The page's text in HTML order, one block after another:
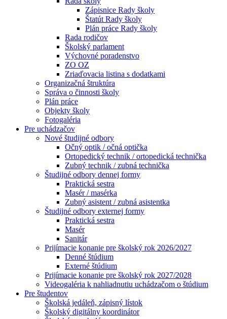
Zápisnice Rady školy
Štatút Rady školy
Plán práce Rady školy
Rada rodičov
Školský parlament
Výchovné poradenstvo
ZO OZ
Zriaďovacia listina s dodatkami
Organizačná štruktúra
Správa o činnosti školy
Plán práce
Objekty školy
Fotogaléria
Pre uchádzačov
Nové študijné odbory
Očný optik / očná optička
Ortopedický technik / ortopedická technička
Zubný technik / zubná technička
Študijné odbory dennej formy
Praktická sestra
Masér / masérka
Zubný asistent / zubná asistentka
Študijné odbory externej formy
Praktická sestra
Masér
Sanitár
Prijímacie konanie pre školský rok 2026/2027
Denné štúdium
Externé štúdium
Prijímacie konanie pre školský rok 2027/2028
Videogaléria k nahliadnutiu uchádzačom o štúdium
Pre študentov
Školská jedáleň, zápisný lístok
Školský digitálny koordinátor